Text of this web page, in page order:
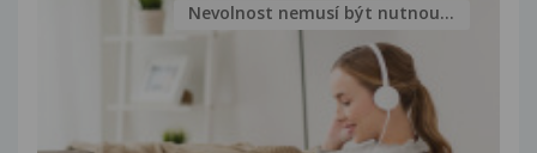
Nevolnost nemusí být nutnou...